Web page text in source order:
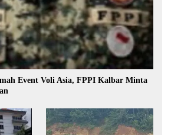
Event Voli Asia, FPPI Kalbar Minta